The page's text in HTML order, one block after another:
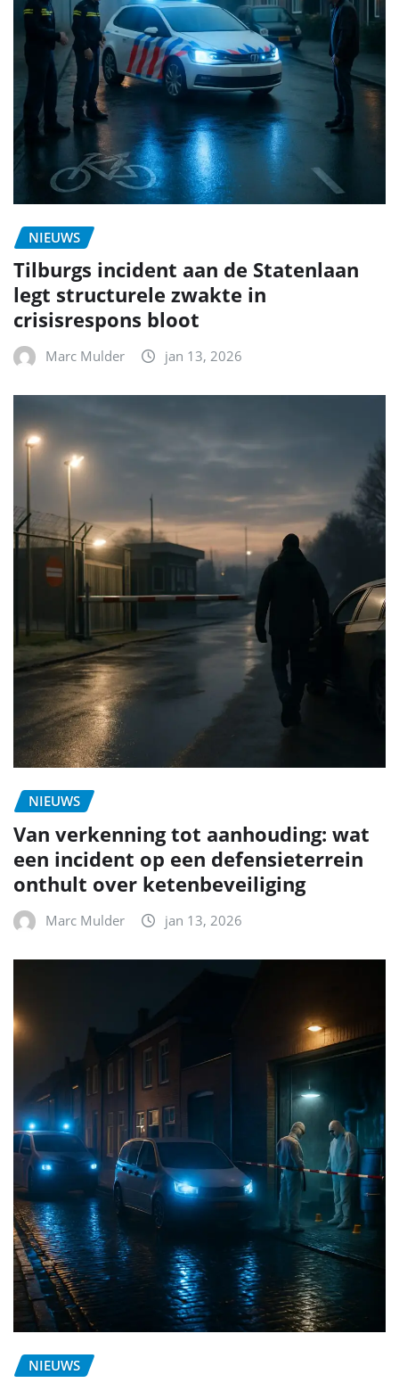
NIEUWS
Tilburgs incident aan de Statenlaan
legt structurele zwakte in
crisisrespons bloot
Marc Mulder jan 13, 2026
NIEUWS
Van verkenning tot aanhouding: wat
een incident op een defensieterrein
onthult over ketenbeveiliging
Marc Mulder jan 13, 2026
NIEUWS